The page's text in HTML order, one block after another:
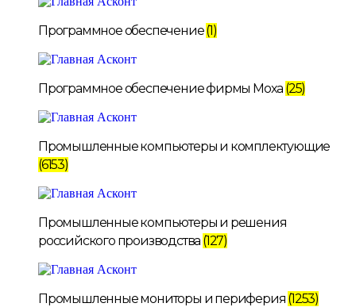
Программное обеспечение(1)
Программное обеспечение фирмы Moxa (25)
Промышленные компьютеры и комплектующие
(6153)
Промышленные компьютеры и решения
российского производства (127)
Промышленные мониторы и периферия (1253)